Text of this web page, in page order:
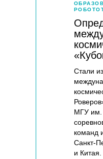
Стали
МГУ им.
команд
Санкт-
и Китая.